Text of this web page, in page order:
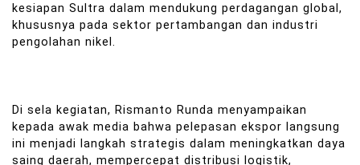
kesiapan Sultra dalam mendukung perdagangan global,
khususnya pada sektor pertambangan dan industri
pengolahan nikel.
Di sela kegiatan, Rismanto Runda menyampaikan
kepada awak media bahwa pelepasan ekspor langsung
ini menjadi langkah strategis dalam meningkatkan daya
saing daerah, mempercepat distribusi logistik,